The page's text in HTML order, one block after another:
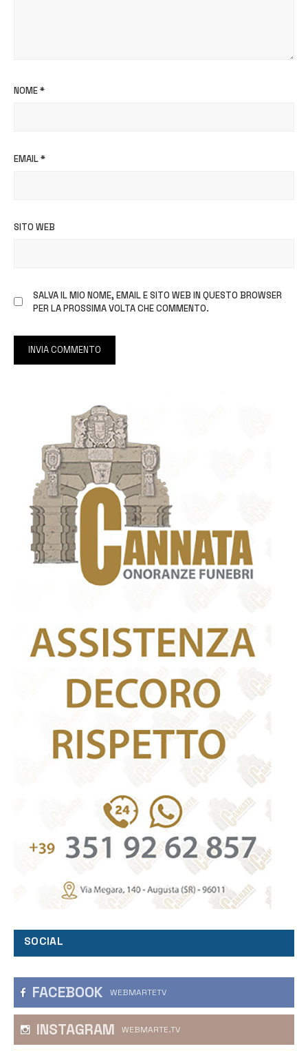
NOME*
EMAIL*
SITO WEB
SALVA IL MIO NOME, EMAIL E SITO WEB IN QUESTO BROWSER
PER LA PROSSIMA VOLTA CHE COMMENTO.
SOCIAL
FACEBOOK WEBMARTETV
INSTAGRAM WEBMARTE.TV